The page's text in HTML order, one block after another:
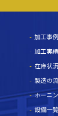
加工事例
加工実
在庫状
製造の
ホーニ
設備一覧